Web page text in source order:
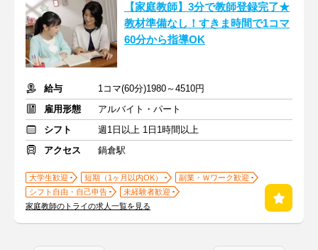
【家庭教師】3分で教師登録完了★
教材準備なし！すきま時間で1コマ
60分から指導OK
給与
1コマ(60分)1980～4510円
雇用形態
アルバイト・パート
シフト
週1日以上 1日1時間以上
アクセス
鍋倉駅
大学生歓迎 短期（1ヶ月以内OK）
副業・Ｗワーク歓迎
シフト自由・自己申告
未経験者歓迎
家庭教師のトライの求人一覧を見る